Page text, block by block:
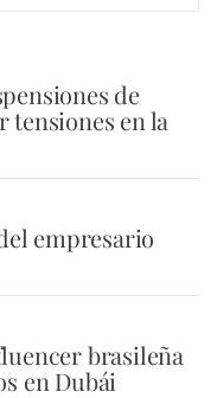
de
tensiones en la
empresario
brasileña
en Dubái